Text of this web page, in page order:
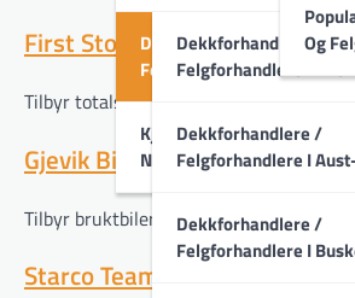
Dekkforhandlere /
Felgforhandlere
Dekkforhandlere /
Felgforhandlere I
Dekkforhandlere /
Felgforhandlere I
Dekkforhandlere /
Felgforhandlere I
Kjøpe Dekk På Nett /
Nettbutikker
Og
First Stop
Tilbyr totalservice for bil og dekk. Selger
Gjevik Bil AS
Tilbyr bruktbiler, samt dekk og felger. [
Starco Team